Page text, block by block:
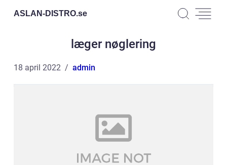
ASLAN-DISTRO.se
læger nøglering
18 april 2022 admin